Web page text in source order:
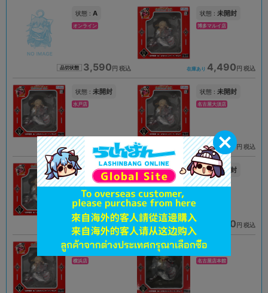
状態 : A
オンライン
品切状態 3,590円 税込
状態 : 未開封
博多マルイ店
在庫あり 4,490円 税込
状態 : 未開封
水戸店
在庫あり 4,480円 税込
状態 : 未開封
名古屋大須店
在庫あり 4,490円 税込
状態 : 未開封
海老名マルイ店
在庫あり 4,490円 税込
状態 : 未開封
熊本店
在庫あり 4,490円 税込
状態 : A
横浜店
状態 :
名古屋店本館